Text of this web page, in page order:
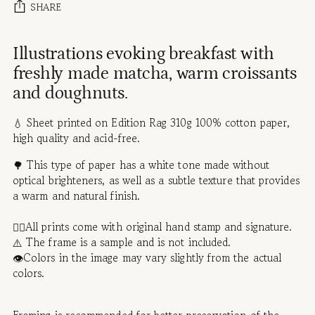
SHARE
Adding
product
to
your
Illustrations evoking breakfast with
freshly made matcha, warm croissants
and doughnuts.
💧 Sheet printed on Edition Rag 310g 100% cotton paper,
high quality and acid-free.
🌳 This type of paper has a white tone made without
optical brighteners, as well as a subtle texture that provides
a warm and natural finish.
✍🏻All prints come with original hand stamp and signature.
⚠️ The frame is a sample and is not included.
👁️Colors in the image may vary slightly from the actual
colors.